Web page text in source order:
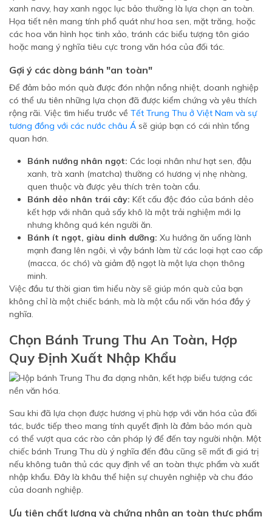
xanh navy, hay xanh ngọc lục bảo thường là lựa chọn an toàn.
Họa tiết nên mang tính phổ quát như hoa sen, mặt trăng, hoặc
các hoa văn hình học tinh xảo, tránh các biểu tượng tôn giáo
hoặc mang ý nghĩa tiêu cực trong văn hóa của đối tác.
Gợi ý các dòng bánh "an toàn"
Để đảm bảo món quà được đón nhận nồng nhiệt, doanh nghiệp
có thể ưu tiên những lựa chọn đã được kiểm chứng và yêu thích
rộng rãi. Việc tìm hiểu trước về Tết Trung Thu ở Việt Nam và sự
tương đồng với các nước châu Á sẽ giúp bạn có cái nhìn tổng
quan hơn.
Bánh nướng nhân ngọt: Các loại nhân như hạt sen, đậu
xanh, trà xanh (matcha) thường có hương vị nhẹ nhàng,
quen thuộc và được yêu thích trên toàn cầu.
Bánh dẻo nhân trái cây: Kết cấu độc đáo của bánh dẻo
kết hợp với nhân quả sấy khô là một trải nghiệm mới lạ
nhưng không quá kén người ăn.
Bánh ít ngọt, giàu dinh dưỡng: Xu hướng ăn uống lành
mạnh đang lên ngôi, vì vậy bánh làm từ các loại hạt cao cấp
(macca, óc chó) và giảm độ ngọt là một lựa chọn thông
minh.
Việc đầu tư thời gian tìm hiểu này sẽ giúp món quà của bạn
không chỉ là một chiếc bánh, mà là một cầu nối văn hóa đầy ý
nghĩa.
Chọn Bánh Trung Thu An Toàn, Hợp
Quy Định Xuất Nhập Khẩu
Sau khi đã lựa chọn được hương vị phù hợp với văn hóa của đối
tác, bước tiếp theo mang tính quyết định là đảm bảo món quà
có thể vượt qua các rào cản pháp lý để đến tay người nhận. Một
chiếc bánh Trung Thu dù ý nghĩa đến đâu cũng sẽ mất đi giá trị
nếu không tuân thủ các quy định về an toàn thực phẩm và xuất
nhập khẩu. Đây là khâu thể hiện sự chuyên nghiệp và chu đáo
của doanh nghiệp.
Ưu tiên chất lượng và chứng nhận an toàn thực phẩm